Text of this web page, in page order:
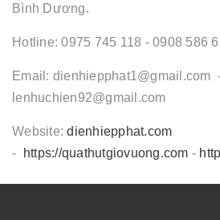
Bình Dương.
Hotline: 0975 745 118 - 0908 586
Email: dienhiepphat1@gmail.com
lenhuchien92@gmail.com
Website:dienhiepphat.com
-
https://quathutgiovuong.com -